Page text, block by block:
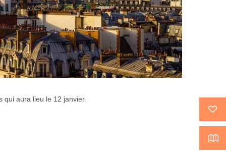
qui aura lieu le 12 janvier.